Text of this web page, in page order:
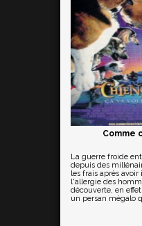
Comme
La guerre froide
depuis des
les frais après
l'allergie des
découverte, en
un persan mégalo